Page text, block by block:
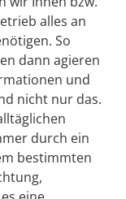
alles an
So
dann agieren
und
nicht nur das.
durch ein
bestimmten